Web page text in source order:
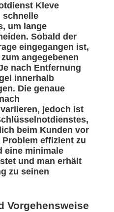
Kleve
schnelle
um lange
Sobald der
eingegangen ist,
angegebenen
nach Entfernung
innerhalb
Die genaue
jedoch ist
beim Kunden vor
effizient zu
eine minimale
und man erhält
zu seinen
Vorgehensweise